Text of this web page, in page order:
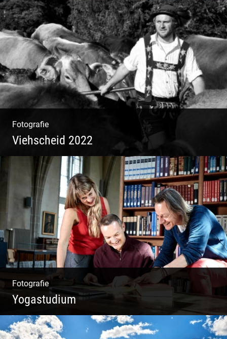
Wunderbare Architektur, außergewöhnliches
Design – eine Oase der Ruhe und
Entspannung. Ausgedehnte Fotostrecke
Fotografie
Viehscheid 2022
Fotografie
Yogastudium
Philosophie | Asana | Yogapraxis